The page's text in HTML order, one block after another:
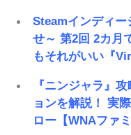
Steamインディー
せ～ 第2回 2カ月
もそれがいい『
『ニンジャラ』
ョンを解説！ 実
ロー【WNAファ